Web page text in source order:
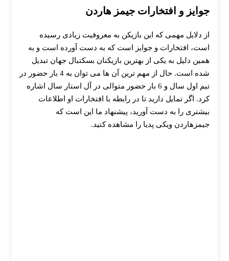
جوایز و افتخارات جیمز هاردن
از دلایل مهمی که این بازیکن به معروفیت زیادی رسیده
است، افتخارات و جوایز است که به دست آورده است و به
همین دلیل به یکی از بهترین بازیکنان بسکتبال جهان تبدیل
شده است. حال از مهم ترین آن ها می توان به 4 بار حضور در
تیم اول سال و 6 بار حضور متوالی در آل استار سال اشاره
کرد. اگر تمایل دارید تا در رابطه با افتخارات او اطلاعات
بیشتری را به دست آورید، پیشنهاد ما این است که
جیمزهاردن ویکی پدیا را مشاهده کنید.